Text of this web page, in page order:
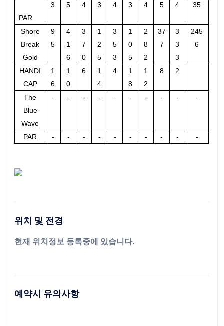
PAR
3 5 4 3 4 3 4 5 4 35
Shore
Break
Gold
9
5
4
1
6
3
7
0
1
2
5
3
5
3
1
0
5
2
8
2
37
7
3
3
3
245
6
HANDI
CAP
1
6
1
0
6
1
4
4
1
8
1
2
8 2
The
Blue
Wave
- - - - - - - - - -
PAR - - - - - - - - - -
위치 및 전경
현재 위치정보 등록중에 있습니다.
예약시 유의사항